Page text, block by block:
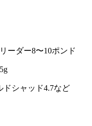
ーダー8〜10ポンド
ドシャッド4.7など